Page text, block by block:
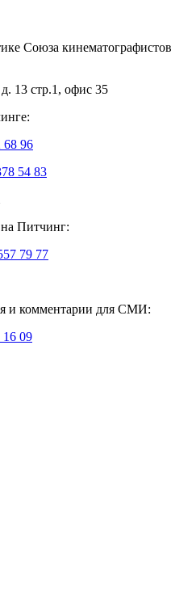
Союза кинематографистов
13 стр.1, офис 35
:
68 96
54 83
Питчинг:
79 77
и комментарии для СМИ:
16 09